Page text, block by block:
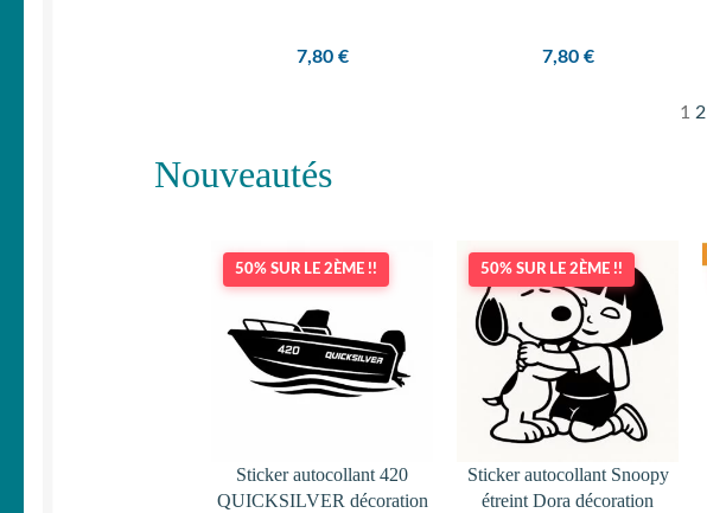
7,80 € 7,80 €
1 2
Nouveautés
50% SUR LE 2ÈME !!
Sticker autocollant 420
QUICKSILVER décoration
50% SUR LE 2ÈME !!
Sticker autocollant Snoopy
étreint Dora décoration